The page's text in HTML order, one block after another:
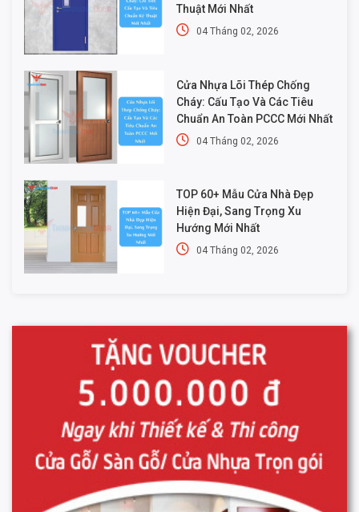
Thuật Mới Nhất
04 Tháng 02, 2026
Cửa Nhựa Lõi Thép Chống
Cháy: Cấu Tạo Và Các Tiêu
Chuẩn An Toàn PCCC Mới Nhất
04 Tháng 02, 2026
TOP 60+ Mẫu Cửa Nhà Đẹp
Hiện Đại, Sang Trọng Xu
Hướng Mới Nhất
04 Tháng 02, 2026